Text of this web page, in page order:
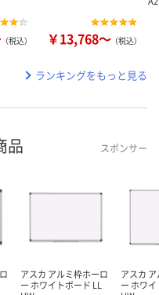
（税込） ￥13,768～ （税込）
ランキングをもっと見る
品 スポンサー
アスカ アルミ枠ホーロ
ー ホワイトボード LL
アスカ
ー ホワ